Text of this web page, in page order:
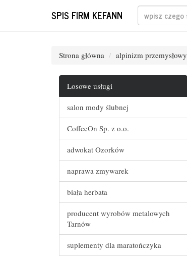
SPIS FIRM KEFANN
Strona główna alpinizm przemysłowy
Losowe usługi
salon mody ślubnej
CoffeeOn Sp. z o.o.
adwokat Ozorków
naprawa zmywarek
biała herbata
producent wyrobów metalowych
Tarnów
suplementy dla maratończyka